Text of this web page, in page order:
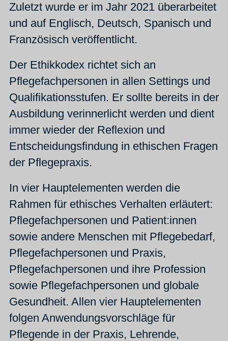
Zuletzt wurde er im Jahr 2021 überarbeitet
und auf Englisch, Deutsch, Spanisch und
Französisch veröffentlicht.
Der Ethikkodex richtet sich an
Pflegefachpersonen in allen Settings und
Qualifikationsstufen. Er sollte bereits in der
Ausbildung verinnerlicht werden und dient
immer wieder der Reflexion und
Entscheidungsfindung in ethischen Fragen
der Pflegepraxis.
In vier Hauptelementen werden die
Rahmen für ethisches Verhalten erläutert:
Pflegefachpersonen und Patient:innen
sowie andere Menschen mit Pflegebedarf,
Pflegefachpersonen und Praxis,
Pflegefachpersonen und ihre Profession
sowie Pflegefachpersonen und globale
Gesundheit. Allen vier Hauptelementen
folgen Anwendungsvorschläge für
Pflegende in der Praxis, Lehrende,